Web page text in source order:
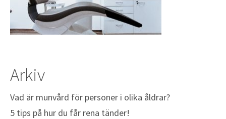
Kontakt
Arkiv
Vad är munvård för personer i olika åldrar?
5 tips på hur du får rena tänder!